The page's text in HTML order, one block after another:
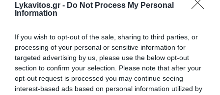
Lykavitos.gr - Do Not Process My Personal
Information
If you wish to opt-out of the sale, sharing to third parties, or
processing of your personal or sensitive information for
targeted advertising by us, please use the below opt-out
section to confirm your selection. Please note that after your
opt-out request is processed you may continue seeing
interest-based ads based on personal information utilized by